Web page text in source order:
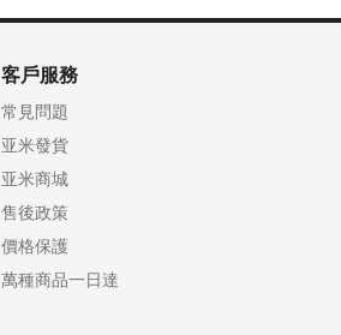
客戶服務
常見問題
亚米發貨
亚米商城
售後政策
價格保護
萬種商品一日達